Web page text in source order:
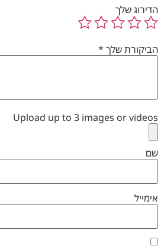
הדירוג שלך
הביקורת שלך *
Upload up to 3 images or videos
שם
אימייל